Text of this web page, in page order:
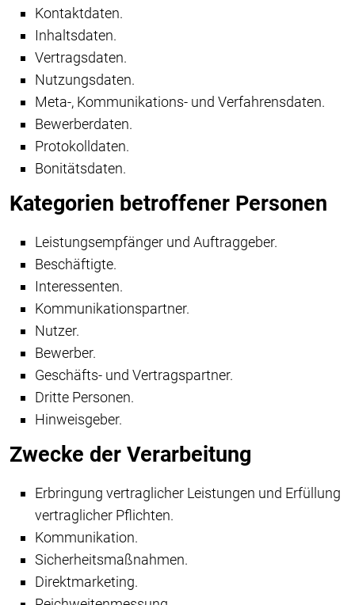
Kontaktdaten.
Inhaltsdaten.
Vertragsdaten.
Nutzungsdaten.
Meta-, Kommunikations- und Verfahrensdaten.
Bewerberdaten.
Protokolldaten.
Bonitätsdaten.
Kategorien betroffener Personen
Leistungsempfänger und Auftraggeber.
Beschäftigte.
Interessenten.
Kommunikationspartner.
Nutzer.
Bewerber.
Geschäfts- und Vertragspartner.
Dritte Personen.
Hinweisgeber.
Zwecke der Verarbeitung
Erbringung vertraglicher Leistungen und Erfüllung
vertraglicher Pflichten.
Kommunikation.
Sicherheitsmaßnahmen.
Direktmarketing.